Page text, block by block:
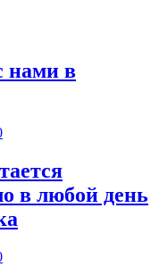
нами в
в любой день